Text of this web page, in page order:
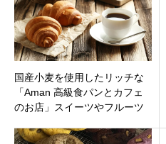
国産小麦を使用したリッチな
「Aman 高級食パンとカフェ
のお店」スイーツやフルーツ
倉北区